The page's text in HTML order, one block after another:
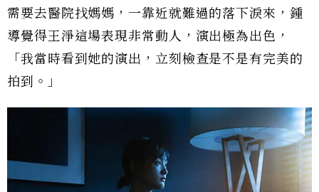
需要去醫院找媽媽，一靠近就難過的落下淚來，鍾
導覺得王淨這場表現非常動人，演出極為出色，
「我當時看到她的演出，立刻檢查是不是有完美的
拍到。」